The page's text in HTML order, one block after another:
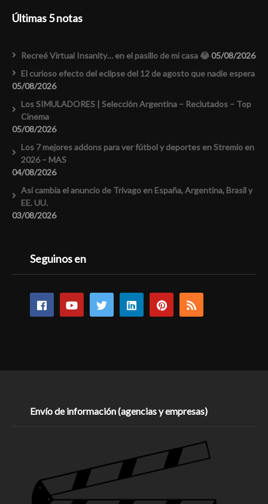
Últimas 5 notas
Recreé Virtual Insanity… en el pasillo de mi casa 😂05/08/2026
El curioso efecto del eclipse del 12 de agosto que nadie espera
05/08/2026
Los SIMULADORES | Selección Argentina – Reclutados – Top
Cinema
05/08/2026
Los 7 mejores addons para ver fútbol y deportes en Stremio en
2026 – MAS
04/08/2026
Así cambia el anuncio de Trivago en España, Argentina, Brasil y
EE. UU.
03/08/2026
Seguinos en
Envío de información (agencias y empresas)